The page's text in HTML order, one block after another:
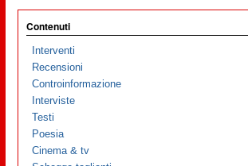
Contenuti
Interventi
Recensioni
Controinformazione
Interviste
Testi
Poesia
Cinema & tv